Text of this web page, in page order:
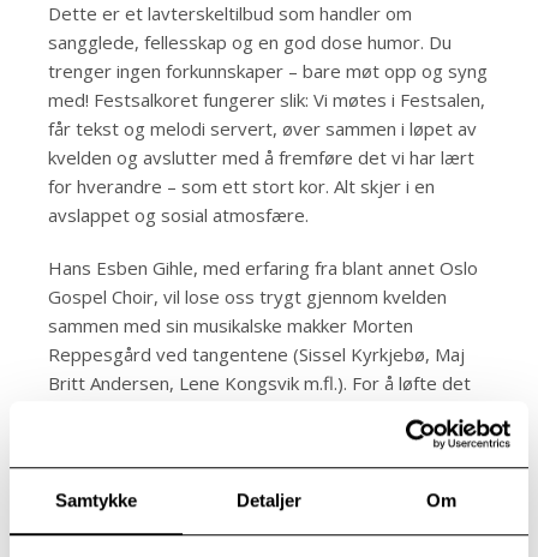
Samtykke Detaljer Om
Dette er et lavterskeltilbud som handler om
sangglede, fellesskap og en god dose humor. Du
trenger ingen forkunnskaper – bare møt opp og syng
med! Festsalkoret fungerer slik: Vi møtes i Festsalen,
får tekst og melodi servert, øver sammen i løpet av
kvelden og avslutter med å fremføre det vi har lært
for hverandre – som ett stort kor. Alt skjer i en
avslappet og sosial atmosfære.
Hans Esben Gihle, med erfaring fra blant annet Oslo
Gospel Choir, vil lose oss trygt gjennom kvelden
sammen med sin musikalske makker Morten
Reppesgård ved tangentene (Sissel Kyrkjebø, Maj
Britt Andersen, Lene Kongsvik m.fl.). For å løfte det
Det er publikum som er koret, så ta med venner,